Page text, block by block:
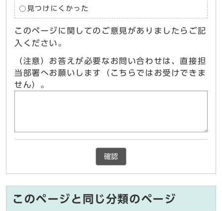
見つけにくかった
このページに関してのご意見がありましたらご記
入ください。
（注意）お答えが必要なお問い合わせは、直接担
当部署へお願いします（こちらではお受けできま
せん）。
確認
このページと同じ分類のページ